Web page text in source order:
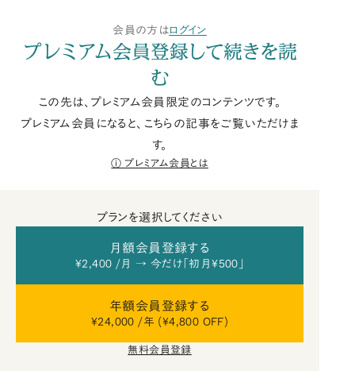
会員の方はログイン
プレミアム会員登録して続きを読
む
この先は、プレミアム会員限定のコンテンツです。
プレミアム会員になると、こちらの記事をご覧いただけま
す。
プレミアム会員とは
プランを選択してください
月額会員登録する
¥2,400 /月 → 今だけ「初月¥500」
年額会員登録する
¥24,000 /年 (¥4,800 OFF)
無料会員登録